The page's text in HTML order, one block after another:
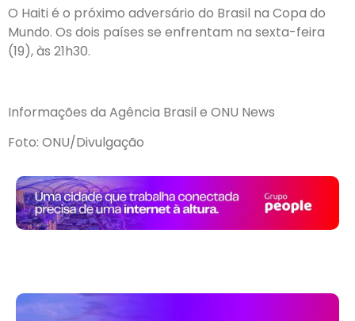
O Haiti é o próximo adversário do Brasil na Copa do
Mundo. Os dois países se enfrentam na sexta-feira
(19), às 21h30.
Informações da Agência Brasil e ONU News
Foto: ONU/Divulgação